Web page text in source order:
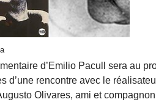
d’Emilio Pacull sera au
d’une rencontre avec le
Olivares, ami et